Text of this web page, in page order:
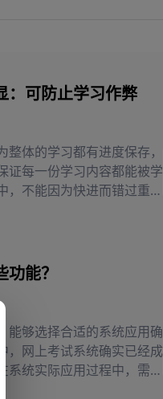
：可防止学习作弊
体的学习都有进度保存，
证每一份学习内容都能被学
，不能因为快进而错过重要
能？
能够选择合适的系统应用确
，网上考试系统确实已经成
系统实际应用过程中，需要